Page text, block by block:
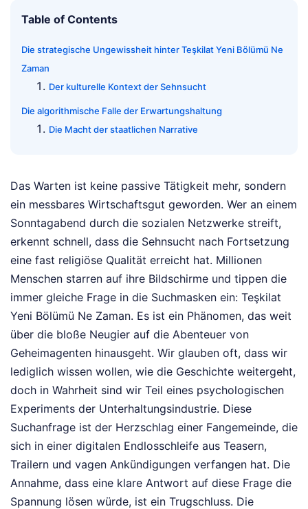
Table of Contents
Die strategische Ungewissheit hinter Teşkilat Yeni Bölümü Ne
Zaman
Der kulturelle Kontext der Sehnsucht
Die algorithmische Falle der Erwartungshaltung
Die Macht der staatlichen Narrative
Das Warten ist keine passive Tätigkeit mehr, sondern
ein messbares Wirtschaftsgut geworden. Wer an einem
Sonntagabend durch die sozialen Netzwerke streift,
erkennt schnell, dass die Sehnsucht nach Fortsetzung
eine fast religiöse Qualität erreicht hat. Millionen
Menschen starren auf ihre Bildschirme und tippen die
immer gleiche Frage in die Suchmasken ein: Teşkilat
Yeni Bölümü Ne Zaman. Es ist ein Phänomen, das weit
über die bloße Neugier auf die Abenteuer von
Geheimagenten hinausgeht. Wir glauben oft, dass wir
lediglich wissen wollen, wie die Geschichte weitergeht,
doch in Wahrheit sind wir Teil eines psychologischen
Experiments der Unterhaltungsindustrie. Diese
Suchanfrage ist der Herzschlag einer Fangemeinde, die
sich in einer digitalen Endlosschleife aus Teasern,
Trailern und vagen Ankündigungen verfangen hat. Die
Annahme, dass eine klare Antwort auf diese Frage die
Spannung lösen würde, ist ein Trugschluss. Die